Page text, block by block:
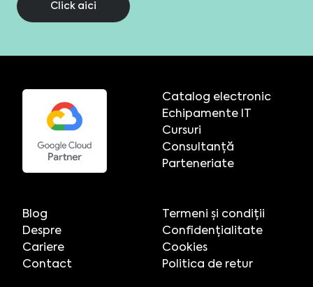
Click aici
Catalog electronic
Echipamente IT
Cursuri
Consultanță
Parteneriate
Blog
Despre
Cariere
Contact
Termeni și condiții
Confidențialitate
Cookies
Politica de retur